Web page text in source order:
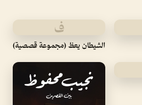
ف
الشيطان يعظ (مجموعة قصصية)